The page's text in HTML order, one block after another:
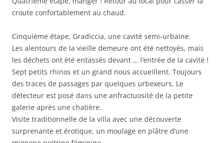
croute confortablement au chaud.
Cinquième étape, Gradiccia, une cavité semi-urbaine.
Les alentours de la vieille demeure ont été nettoyés, mais
les déchets ont été entassés devant … l’entrée de la cavité !
Sept petits rhinos et un grand nous accueillent. Toujours
des traces de passages par quelques urbexeurs. Le
détecteur est posé dans une anfractuosité de la petite
galerie après une chatière.
Visite traditionnelle de la villa avec une découverte
surprenante et érotique, un moulage en plâtre d’une